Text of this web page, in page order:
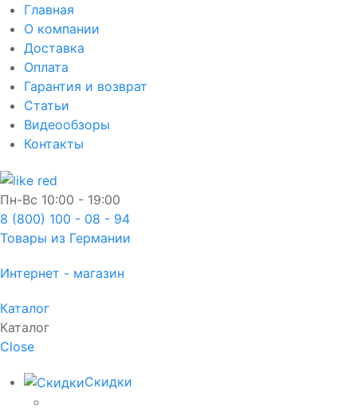
Главная
О компании
Доставка
Оплата
Гарантия и возврат
Статьи
Видеообзоры
Контакты
Пн-Вс 10:00 - 19:00
8 (800) 100 - 08 - 94
Товары из Германии
Интернет - магазин
Каталог
Каталог
Close
Скидки